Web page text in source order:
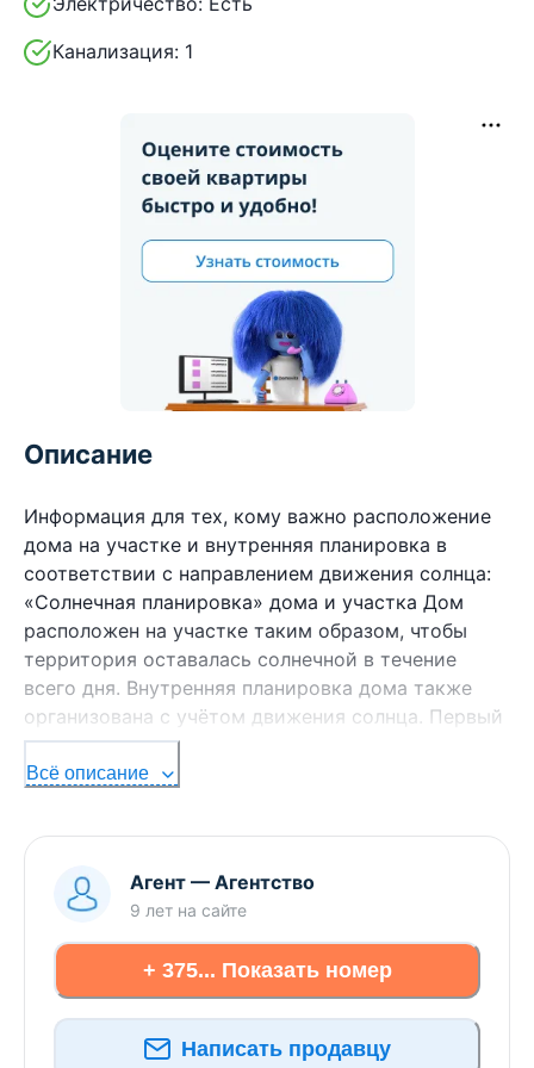
Канализация: 1
Описание
Информация для тех, кому важно расположение
дома на участке и внутренняя планировка в
соответствии с направлением движения солнца:
«Солнечная планировка» дома и участка Дом
расположен на участке таким образом, чтобы
территория оставалась солнечной в течение
всего дня. Внутренняя планировка дома также
организована с учётом движения солнца. Первый
этаж: Терраса расположена с восточной сторон
дома, южная сторона террасы также освещается
на восточной и южной сторонах — здесь
солнечный свет присутствует с самого утра и до
вечера. Одна спальная комната находится с
южной и западной сторон: солнце освещает её
примерно с 10 утра и до позднего вечера.
Котельная и санузел расположены с северной
стороны. Второй этаж: На втором этаже есть
возможность разместить: две спальные комнаты
с восточной стороны — утреннее солнце будет
Всё описание
Агент — Агентство
9 лет на сайте
+ 375... Показать номер
Написать продавцу